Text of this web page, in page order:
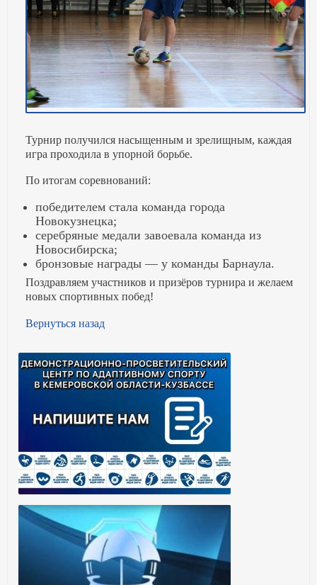
️Турнир получился насыщенным и зрелищным, каждая
игра проходила в упорной борьбе.
По итогам соревнований:
победителем стала команда города
Новокузнецка;
серебряные медали завоевала команда из
Новосибирска;
бронзовые награды — у команды Барнаула.
Поздравляем участников и призёров турнира и желаем
новых спортивных побед!
Вернуться назад